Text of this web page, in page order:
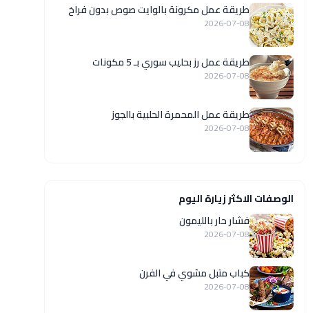
طريقة عمل مكرونة بالوايت صوص بدون فراخ
2026-07-08
طريقة عمل رز بحليب سوري بـ 5 مكونات
2026-07-08
طريقة عمل المحمرة الحلبية بالجوز
2026-07-08
الوصفات الاكثر زيارة اليوم
فشار حار بالليمون
2026-07-08
كباب متبل مشوي في الفرن
2026-07-08